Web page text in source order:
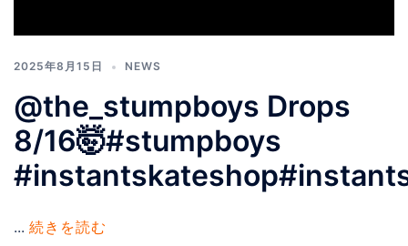
2025年8月15日 NEWS
@the_stumpboys Drops
8/16🤯️️️#stumpboys
... 続きを読む